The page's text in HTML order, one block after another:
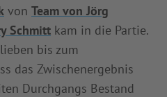
von Team von Jörg
Schmitt kam in die Partie.
bis zum
das Zwischenergebnis
Durchgangs Bestand